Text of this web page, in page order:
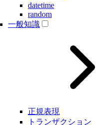
datetime
random
一般知識
正規表現
トランザクション